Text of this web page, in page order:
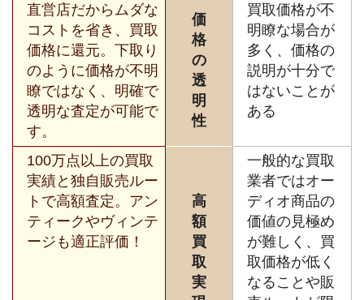
直営店だからムダな
コストを省き、買取
価格に還元。下取り
のように価格が不明
瞭ではなく、明確で
透明な査定が可能で
す。
価
格
の
透
明
性
買取価格が不
明瞭な場合が
多く、価格の
説明が十分で
はないことが
ある
100万点以上の買取
実績と独自販売ルー
トで高額査定。アン
ティークやヴィンテ
ージも適正評価！
高
額
買
取
実
一般的な買取
業者ではオー
ディオ商品の
価値の見極め
が難しく、買
取価格が低く
なることや販